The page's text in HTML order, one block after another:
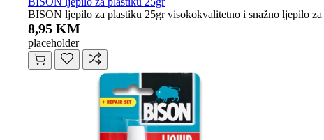
BISON ljepilo za plastiku 25gr visokokvalitetno i snažno ljepilo
8,95 KM
placeholder